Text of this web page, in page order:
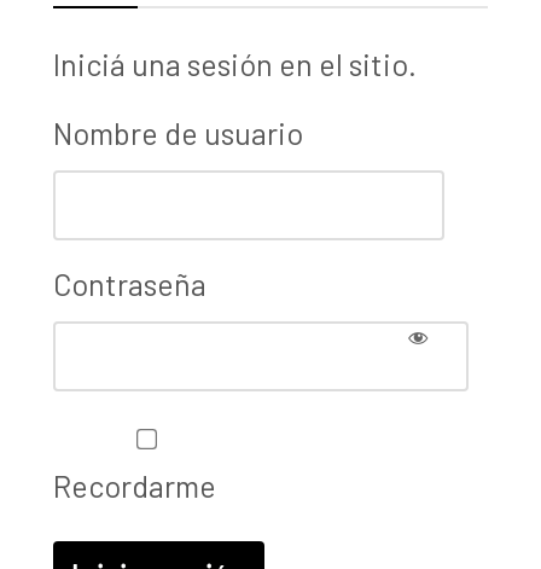
Iniciá una sesión en el sitio.
Nombre de usuario
Contraseña
Recordarme